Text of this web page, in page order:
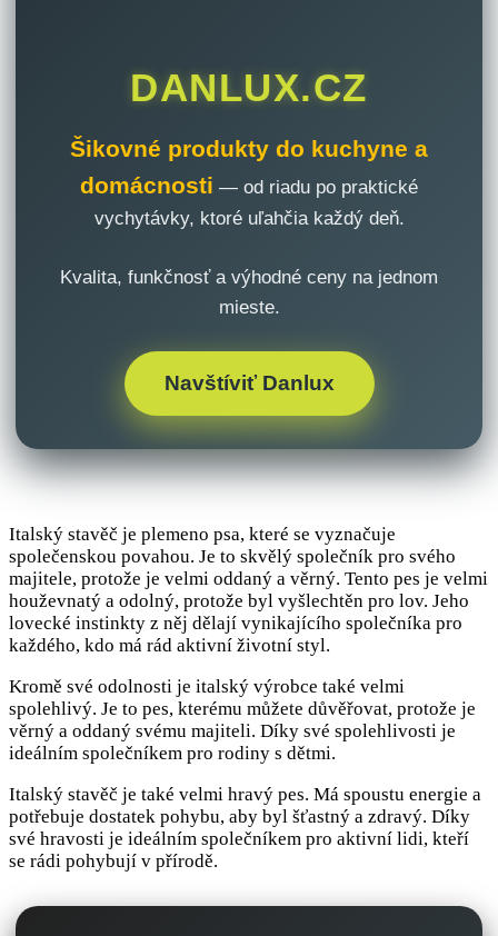
DANLUX.CZ
Šikovné produkty do kuchyne a
domácnosti — od riadu po praktické
vychytávky, ktoré uľahčia každý deň.
Kvalita, funkčnosť a výhodné ceny na jednom
mieste.
Navštíviť Danlux
Italský stavěč je plemeno psa, které se vyznačuje
společenskou povahou. Je to skvělý společník pro svého
majitele, protože je velmi oddaný a věrný. Tento pes je velmi
houževnatý a odolný, protože byl vyšlechtěn pro lov. Jeho
lovecké instinkty z něj dělají vynikajícího společníka pro
každého, kdo má rád aktivní životní styl.
Kromě své odolnosti je italský výrobce také velmi
spolehlivý. Je to pes, kterému můžete důvěřovat, protože je
věrný a oddaný svému majiteli. Díky své spolehlivosti je
ideálním společníkem pro rodiny s dětmi.
Italský stavěč je také velmi hravý pes. Má spoustu energie a
potřebuje dostatek pohybu, aby byl šťastný a zdravý. Díky
své hravosti je ideálním společníkem pro aktivní lidi, kteří
se rádi pohybují v přírodě.